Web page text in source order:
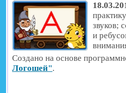
звуков;
и
Создано на основе
Логошей".